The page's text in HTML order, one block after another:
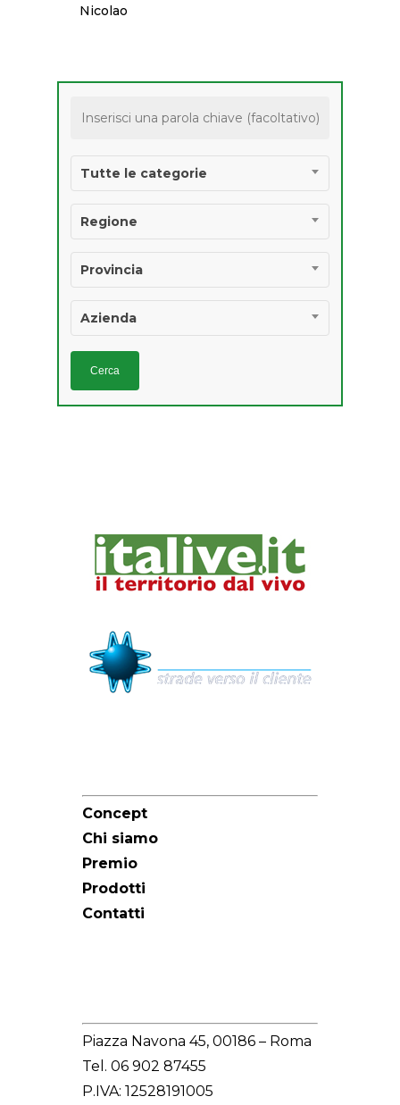
Nicolao
Tutte le categorie
Regione
Provincia
Azienda
Concept
Chi siamo
Premio
Prodotti
Contatti
Piazza Navona 45, 00186 – Roma
Tel. 06 902 87455
P.IVA: 12528191005